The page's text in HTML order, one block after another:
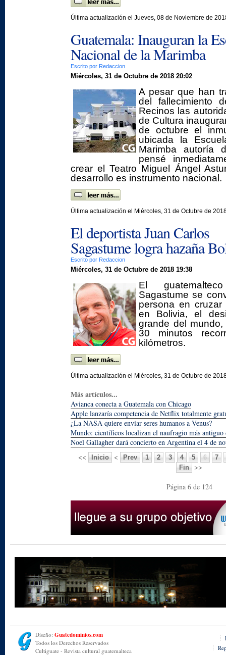
Última actualización el Jueves, 08 de Noviembre de
Guatemala: Inauguran la
Nacional de la Marimba
Escrito por Redaccion
Miércoles, 31 de Octubre de 2018 20:02
A pesar que han
del fallecimiento
Recinos las
de Cultura
de octubre el
ubicada la
Marimba autoría
pensé
crear el Teatro Miguel Ángel
desarrollo es instrumento nacional.
Última actualización el Miércoles, 31 de Octubre de
El deportista Juan Carlos
Sagastume logra hazaña
Escrito por Redaccion
Miércoles, 31 de Octubre de 2018 19:38
El
Sagastume se
persona en
en Bolivia, el
grande del
30 minutos
kilómetros.
Última actualización el Miércoles, 31 de Octubre de
Más artículos...
Avianca conecta a Guatemala con Chicago
Apple lanzaría competencia de Netflix totalmente
¿La NASA quiere enviar seres humanos a Venus?
Mundo: científicos localizan el naufragio más antiguo
Noel Gallagher dará concierto en Argentina el 4 de
<<
Inicio < Prev 1 2 3 4 5 6
7
Fin
>>
Página 6 de 124
Diseño: Guatedominios.com
Todos los Derechos Reservados
Cultiguate - Revista cultural guatemalteca